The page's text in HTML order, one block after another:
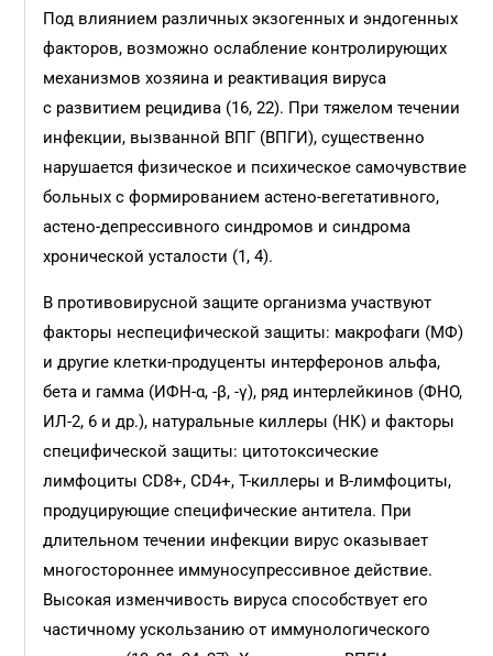
Под влиянием различных экзогенных и эндогенных
факторов, возможно ослабление контролирующих
механизмов хозяина и реактивация вируса
с развитием рецидива (16, 22). При тяжелом течении
инфекции, вызванной ВПГ (ВПГИ), существенно
нарушается физическое и психическое самочувствие
больных с формированием астено-вегетативного,
астено-депрессивного синдромов и синдрома
хронической усталости (1, 4).
В противовирусной защите организма участвуют
факторы неспецифической защиты: макрофаги (МФ)
и другие клетки-продуценты интерферонов альфа,
бета и гамма (ИФН-α, -β, -γ), ряд интерлейкинов (ФНО,
ИЛ-2, 6 и др.), натуральные киллеры (НК) и факторы
специфической защиты: цитотоксические
лимфоциты CD8+, СD4+, Т-киллеры и В-лимфоциты,
продуцирующие специфические антитела. При
длительном течении инфекции вирус оказывает
многостороннее иммуносупрессивное действие.
Высокая изменчивость вируса способствует его
частичному ускользанию от иммунологического